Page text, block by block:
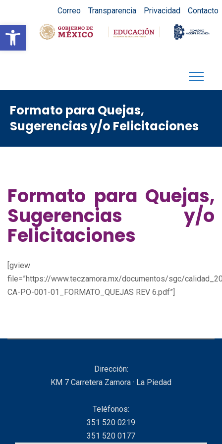
Abrir barra de herramientas
Correo Transparencia Privacidad Contacto
Formato para Quejas,
Sugerencias y/o Felicitaciones
Formato para Quejas,
Sugerencias y/o
Felicitaciones
[gview
file=”https://www.teczamora.mx/documentos/sgc/
CA-PO-001-01_FORMATO_QUEJAS REV 6.pdf”]
Dirección:
KM 7 Carretera Zamora · La Piedad
Teléfonos:
351 520 0219
351 520 0177